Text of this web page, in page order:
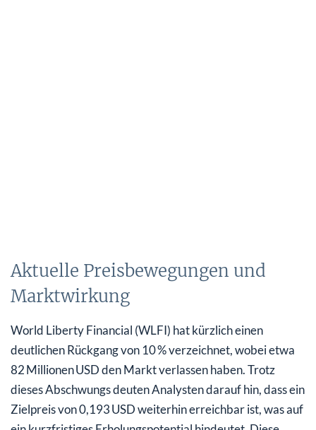
Aktuelle Preisbewegungen und
Marktwirkung
World Liberty Financial (WLFI) hat kürzlich einen
deutlichen Rückgang von 10 % verzeichnet, wobei etwa
82 Millionen USD den Markt verlassen haben. Trotz
dieses Abschwungs deuten Analysten darauf hin, dass ein
Zielpreis von 0,193 USD weiterhin erreichbar ist, was auf